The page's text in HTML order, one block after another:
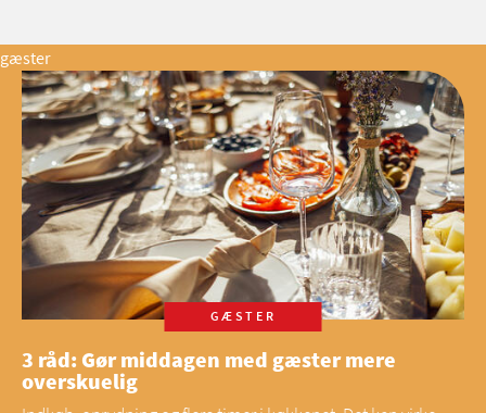
gæster
GÆSTER
3 råd: Gør middagen med gæster mere
overskuelig